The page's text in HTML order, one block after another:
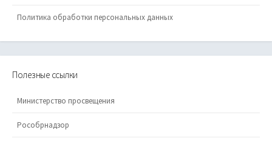
Политика обработки персональных данных
Полезные ссылки
Министерство просвещения
Рособрнадзор